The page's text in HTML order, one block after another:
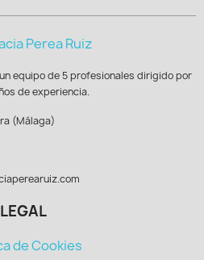
equipo de 5 profesionales dirigido por
de experiencia.
(Málaga)
LEGAL
de Cookies